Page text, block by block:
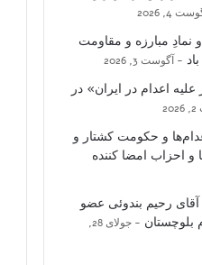
4, 2026
نمادِ مبارزه و مقاومت
آگوست 3, 2026
اعدام در ایران» در
و حکومت کشتار و
و احزاب امضا کننده
آقای رحیم بندوئی عضو
جولای 28,